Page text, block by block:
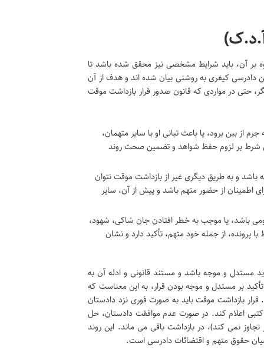
بر آن، باید شرایط مشخصی نیز محقق شده باشد تا
دادستان، این قرار را صادر کند. این شرایط در ماده ۲۳۸ قانون آیین دادرسی کیفری به روشنی بیان شده اند و هدف از آن
حتی در مواردی که قانون صدور قرار بازداشت موقت
از بین برود، یا باعث تبانی او با سایر متهمان،
شرط بر لزوم حفظ شواهد و تضمین صحت روند
و به طریق دیگری غیر از بازداشت موقت نتوان
اطمینان از حضور متهم باشد و پیش از آن، سایر
باشد، یا موجب به خطر افتادن جان شاکی، شهود،
پرونده، از جمله خود متهم، تأکید دارد و نشان
موقت باید مستدل و موجه باشد و مستند قانونی و ادله آن به
بر مستدل و موجه بودن قرار، به این معناست که
بازداشت موقت باید به صورت فوری نزد دادستان
اعلام کند. در صورت عدم موافقت دادستان، حل
نمی کند)، در بازداشت باقی می ماند. این روند
حقوق متهم و اقتضائات دادرسی است.